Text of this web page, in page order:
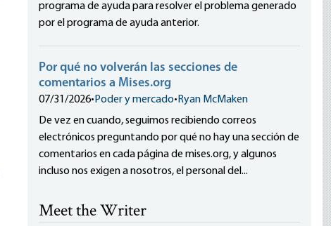
programa de ayuda para resolver el problema generado
por el programa de ayuda anterior.
Por qué no volverán las secciones de
comentarios a Mises.org
07/31/2026• Poder y mercado• Ryan McMaken
De vez en cuando, seguimos recibiendo correos
electrónicos preguntando por qué no hay una sección de
comentarios en cada página de mises.org, y algunos
incluso nos exigen a nosotros, el personal del...
Meet the Writer